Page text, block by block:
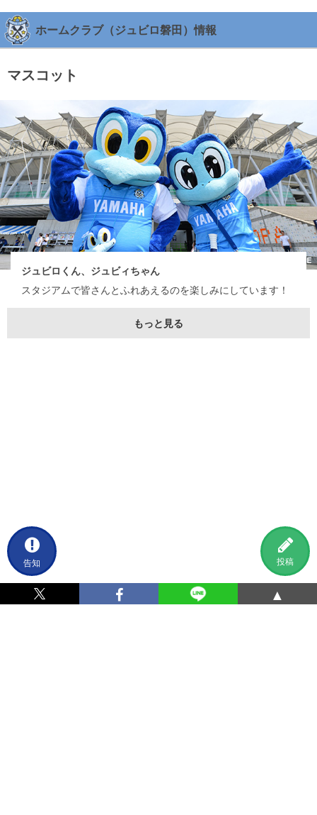
告知 投稿
ホームクラブ（ジュビロ磐田）情報
マスコット
ジュビロくん、ジュビィちゃん
スタジアムで皆さんとふれあえるのを楽しみにしています！
もっと見る
▲